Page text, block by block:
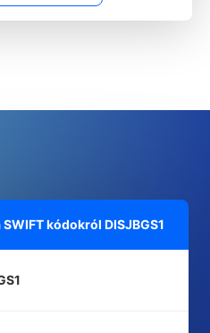
kódokról DISJBGS1